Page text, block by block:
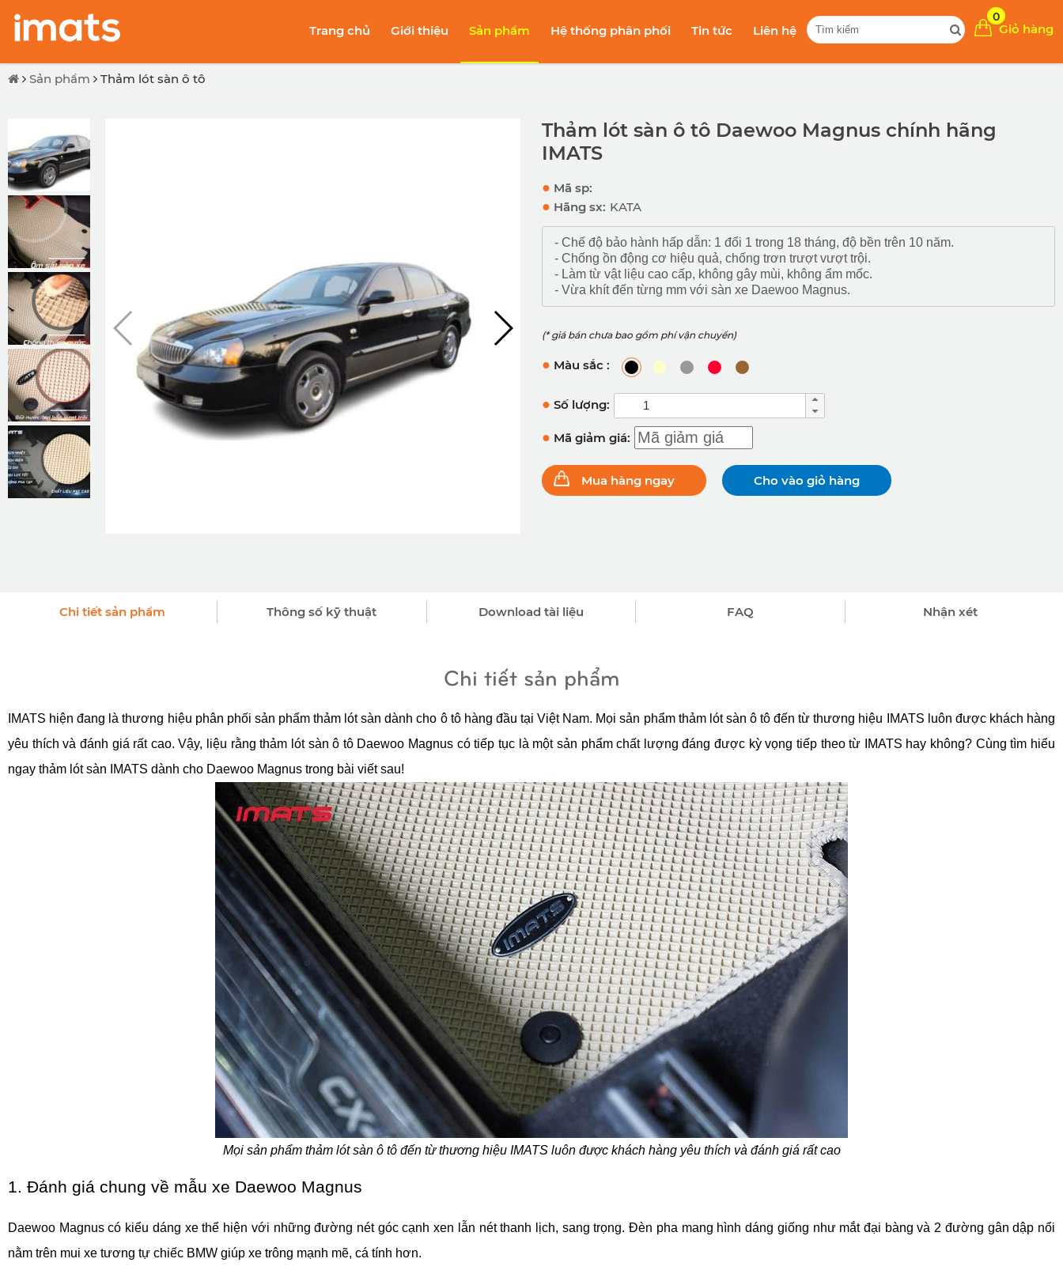
Giỏ hàng
0
Trang chủ Giới thiệu Sản phẩm Hệ thống phân phối Tin tức Liên hệ
Sản phẩm Thảm lót sàn ô tô
Thảm lót sàn ô tô Daewoo Magnus chính hãng
IMATS
● Mã sp:
● Hãng sx: KATA
- Chế độ bảo hành hấp dẫn: 1 đổi 1 trong 18 tháng, độ bền trên 10 năm.
- Chống ồn động cơ hiệu quả, chống trơn trượt vượt trội.
- Làm từ vật liệu cao cấp, không gây mùi, không ẩm mốc.
- Vừa khít đến từng mm với sàn xe Daewoo Magnus.
(* giá bán chưa bao gồm phí vận chuyển)
● Màu sắc :
● Số lượng:
● Mã giảm giá:
Mua hàng ngay Cho vào giỏ hàng
Chi tiết sản phẩm Thông số kỹ thuật Download tài liệu FAQ Nhận xét
Chi tiết sản phẩm
IMATS hiện đang là thương hiệu phân phối sản phẩm thảm lót sàn dành cho ô tô hàng đầu tại Việt Nam. Mọi sản phẩm thảm lót sàn ô tô đến từ thương hiệu IMATS luôn được khách hàng
yêu thích và đánh giá rất cao. Vậy, liệu rằng thảm lót sàn ô tô Daewoo Magnus có tiếp tục là một sản phẩm chất lượng đáng được kỳ vọng tiếp theo từ IMATS hay không? Cùng tìm hiểu
ngay thảm lót sàn IMATS dành cho Daewoo Magnus trong bài viết sau!
Mọi sản phẩm thảm lót sàn ô tô đến từ thương hiệu IMATS luôn được khách hàng yêu thích và đánh giá rất cao
1. Đánh giá chung về mẫu xe Daewoo Magnus
Daewoo Magnus có kiểu dáng xe thể hiện với những đường nét góc cạnh xen lẫn nét thanh lịch, sang trọng. Đèn pha mang hình dáng giống như mắt đại bàng và 2 đường gân dập nổi
nằm trên mui xe tương tự chiếc BMW giúp xe trông mạnh mẽ, cá tính hơn.